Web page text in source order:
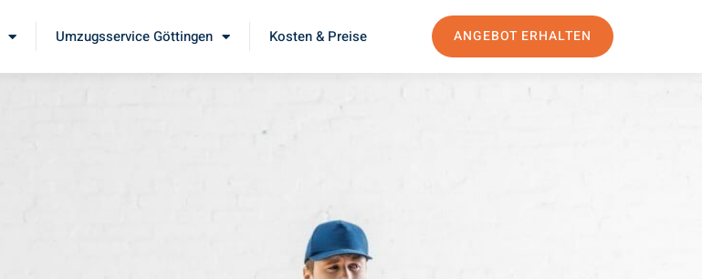
Umzugsservice Göttingen Kosten & Preise ANGEBOT ERHALTEN